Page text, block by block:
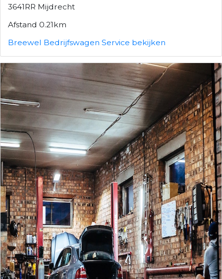
3641RR Mijdrecht
Afstand 0.21km
Breewel Bedrijfswagen Service bekijken